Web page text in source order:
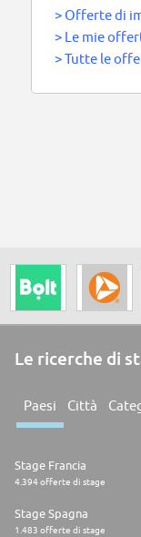
> Offerte di
> Le mie
>Tutte le
Le ricerche di
Paesi Città
Stage Francia
4.394 offerte di stage
Stage Spagna
1.483 offerte di stage